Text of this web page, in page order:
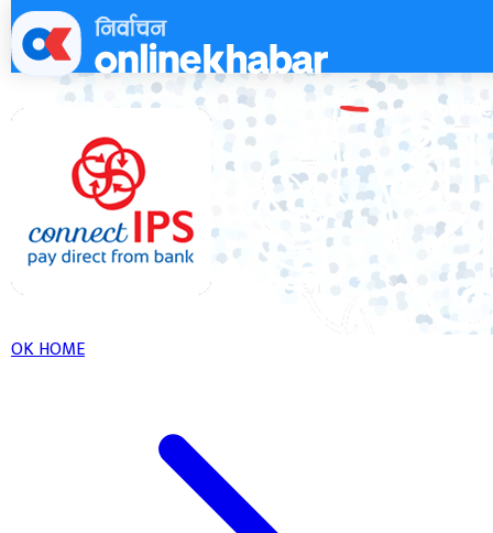
Skip
to
content
OK HOME